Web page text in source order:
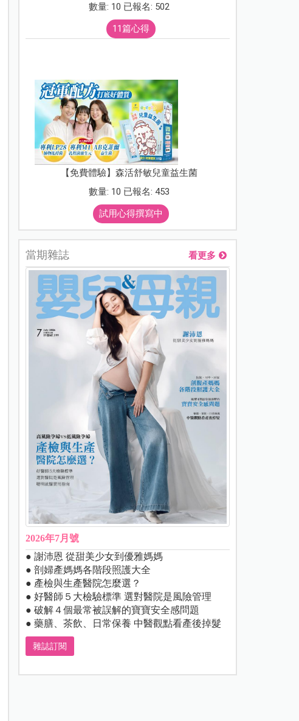
數量: 10 已報名: 502
11篇心得
【免費體驗】森活舒敏兒童益生菌
數量: 10 已報名: 453
試用心得撰寫中
當期雜誌 看更多
2026年7月號
● 謝沛恩 從甜美少女到優雅媽媽
● 剖婦產媽媽各階段照護大全
● 產檢與生產醫院怎麼選？
● 好醫師５大檢驗標準 選對醫院是風險管理
● 破解４個最常被誤解的寶寶安全感問題
● 藥膳、茶飲、日常保養 中醫觀點看產後掉髮
雜誌訂閱